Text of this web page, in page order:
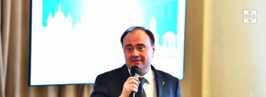
Развернуть